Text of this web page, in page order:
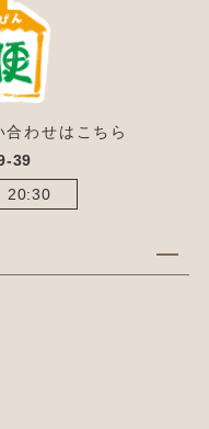
わせはこちら
39
20:30